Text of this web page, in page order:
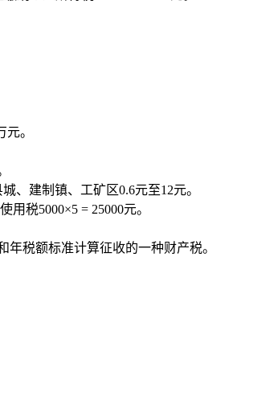
。
、建制镇、工矿区0.6元至12元。
税5000×5 = 25000元。
税额标准计算征收的一种财产税。